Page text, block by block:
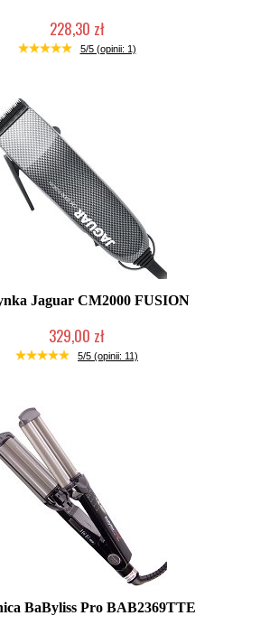
228,30 zł
Duża ilość (wysyłka w 24h)
5/5 (opinii: 1)
Jaguar CM2000 FUSION
329,00 zł
Duża ilość (wysyłka w 24h)
5/5 (opinii: 11)
BaByliss Pro BAB2369TTE